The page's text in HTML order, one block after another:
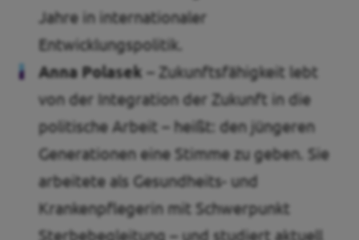
Jahre in internationaler
Entwicklungspolitik.
Anna Polasek – Zukunftsfähigkeit lebt
von der Integration der Zukunft in die
politische Arbeit – heißt: den jüngeren
Generationen eine Stimme zu geben. Sie
arbeitete als Gesundheits- und
Krankenpflegerin mit Schwerpunkt
Sterbebegleitung – und studiert aktuell